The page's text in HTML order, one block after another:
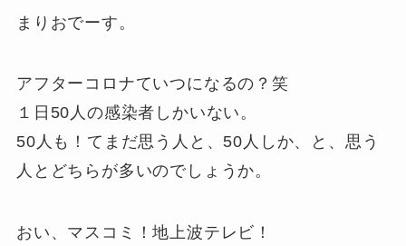
まりおでーす。
アフターコロナていつになるの？笑
１日50人の感染者しかいない。
50人も！てまだ思う人と、50人しか、と、思う
人とどちらが多いのでしょうか。
おい、マスコミ！地上波テレビ！